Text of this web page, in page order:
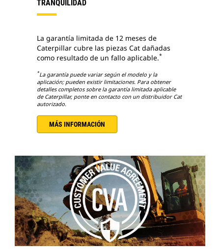
TRANQUILIDAD
La garantía limitada de 12 meses de
Caterpillar cubre las piezas Cat dañadas
como resultado de un fallo aplicable.*
*La garantía puede variar según el modelo y la
aplicación; pueden existir limitaciones. Para obtener
detalles completos sobre la garantía limitada aplicable
de Caterpillar, ponte en contacto con un distribuidor Cat
autorizado.
MÁS INFORMACIÓN